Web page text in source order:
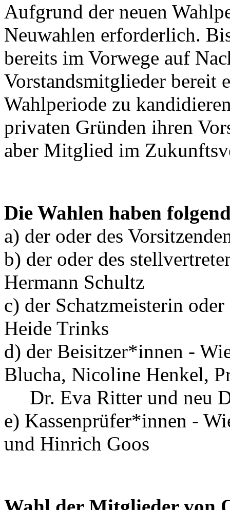
Aufgrund der neuen
Neuwahlen erforderlich.
bereits im Vorwege auf
Vorstandsmitglieder bereit
Wahlperiode zu
privaten Gründen ihren
aber Mitglied im
Die Wahlen haben
a) der oder des
b) der oder des
Hermann Schultz
c) der Schatzmeisterin
Heide Trinks
d) der Beisitzer*innen -
Blucha, Nicoline Henkel,
Dr. Eva Ritter und neu
e) Kassenprüfer*innen -
und Hinrich Goos